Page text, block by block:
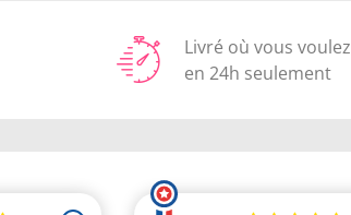
Livré où vous voulez
en 24h seulement